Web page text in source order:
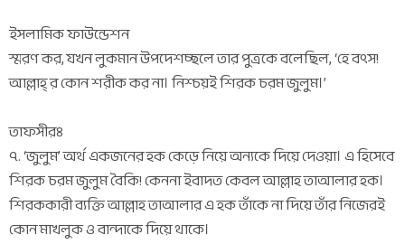
ইসলামিক ফাউন্ডেশন
স্মরণ কর, যখন লুকমান উপদেশচ্ছলে তার পুত্রকে বলেছিল, ‘হে বৎস!
আল্লাহ্ র কোন শরীক কর না। নিশ্চয়ই শিরক চরম জুলুম।’
তাফসীরঃ
৭. ‘জুলুম’ অর্থ একজনের হক কেড়ে নিয়ে অন্যকে দিয়ে দেওয়া। এ হিসেবে
শিরক চরম জুলুম বৈকি! কেননা ইবাদত কেবল আল্লাহ তাআলার হক।
শিরককারী ব্যক্তি আল্লাহ তাআলার এ হক তাঁকে না দিয়ে তাঁর নিজেরই
কোন মাখলুক ও বান্দাকে দিয়ে থাকে।